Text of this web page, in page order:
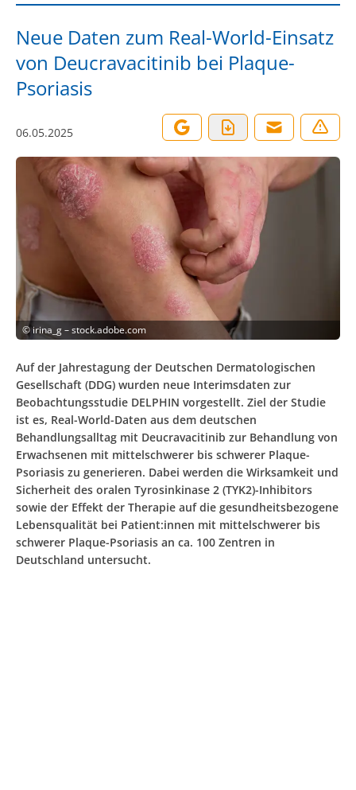
Neue Daten zum Real-World-Einsatz
von Deucravacitinib bei Plaque-
Psoriasis
06.05.2025
©irina_g – stock.adobe.com
Auf der Jahrestagung der Deutschen Dermatologischen
Gesellschaft (DDG) wurden neue Interimsdaten zur
Beobachtungsstudie DELPHIN vorgestellt. Ziel der Studie
ist es, Real-World-Daten aus dem deutschen
Behandlungsalltag mit Deucravacitinib zur Behandlung von
Erwachsenen mit mittelschwerer bis schwerer Plaque-
Psoriasis zu generieren. Dabei werden die Wirksamkeit und
Sicherheit des oralen Tyrosinkinase 2 (TYK2)-Inhibitors
sowie der Effekt der Therapie auf die gesundheitsbezogene
Lebensqualität bei Patient:innen mit mittelschwerer bis
schwerer Plaque-Psoriasis an ca. 100 Zentren in
Deutschland untersucht.